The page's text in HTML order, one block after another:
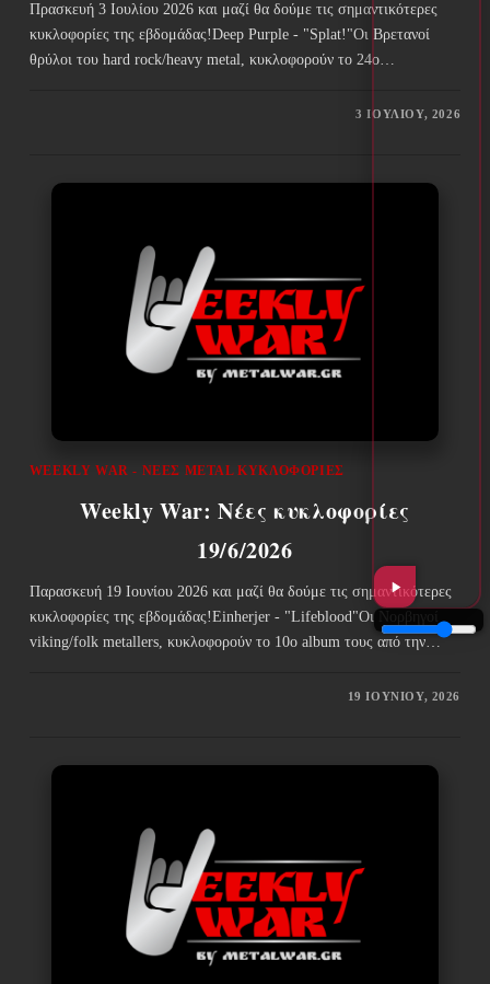
Πρασκευή 3 Ιουλίου 2026 και μαζί θα δούμε τις σημαντικότερες
κυκλοφορίες της εβδομάδας!Deep Purple - "Splat!"Οι Βρετανοί
θρύλοι του hard rock/heavy metal, κυκλοφορούν το 24ο…
3 ΙΟΥΛΊΟΥ, 2026
WEEKLY WAR - ΝΈΕΣ METAL ΚΥΚΛΟΦΟΡΊΕΣ
Weekly War: Νέες κυκλοφορίες
19/6/2026
Παρασκευή 19 Ιουνίου 2026 και μαζί θα δούμε τις σημαντικότερες
κυκλοφορίες της εβδομάδας!Einherjer - "Lifeblood"Οι Νορβηγοί
viking/folk metallers, κυκλοφορούν το 10ο album τους από την…
19 ΙΟΥΝΊΟΥ, 2026